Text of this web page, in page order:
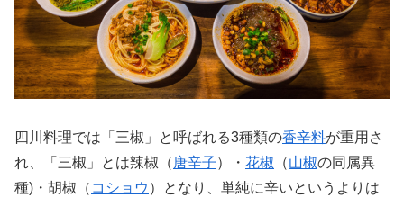
四川料理では「三椒」と呼ばれる3種類の香辛料が重用さ
れ、
「三椒」とは辣椒（ 唐辛子）・ 花椒 （山椒の同属異
種)・胡椒（ コショウ ）となり、単純に辛いというよりは